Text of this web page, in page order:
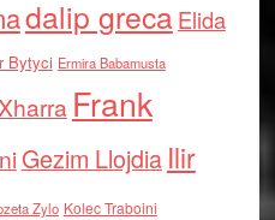
dalip grecaElida
Bytyci Ermira Babamusta
Frank
Gezim Llojdia Ilir
Zylo Kolec Traboini